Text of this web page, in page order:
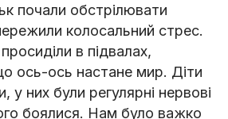
почали обстрілювати
колосальний стрес.
в підвалах,
ось-ось настане мир. Діти
у них були регулярні нервові
боялися. Нам було важко